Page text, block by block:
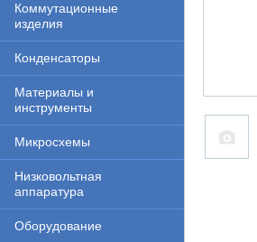
Коммутационные
изделия
Конденсаторы
Материалы и
инструменты
Микросхемы
Низковольтная
аппаратура
Оборудование